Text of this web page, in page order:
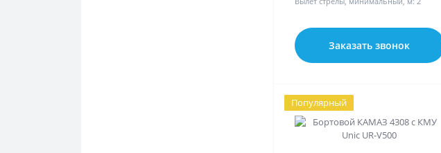
Заказать звонок
Популярный